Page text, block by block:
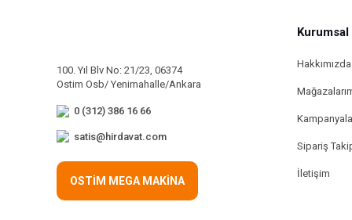
100. Yıl Blv No: 21/23, 06374
Ostim Osb/ Yenimahalle/Ankara
0 (312) 386 16 66
satis@hirdavat.com
OSTİM MEGA MAKİNA
Kurumsal
Hakkımızda
Sipariş
İletişim